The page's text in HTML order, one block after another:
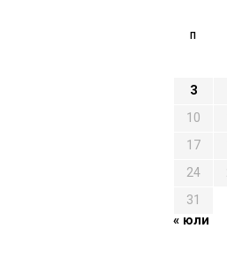
П
3
10
17
24
31
« юли